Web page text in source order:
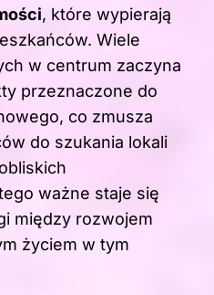
, które wypierają
Wiele
w centrum zaczyna
przeznaczone do
co zmusza
do szukania lokali
ważne staje się
między rozwojem
życiem w tym